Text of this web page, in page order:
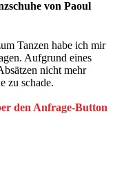
von Paoul
Tanzen habe ich mir
Aufgrund eines
nicht mehr
zu schade.
den Anfrage-Button